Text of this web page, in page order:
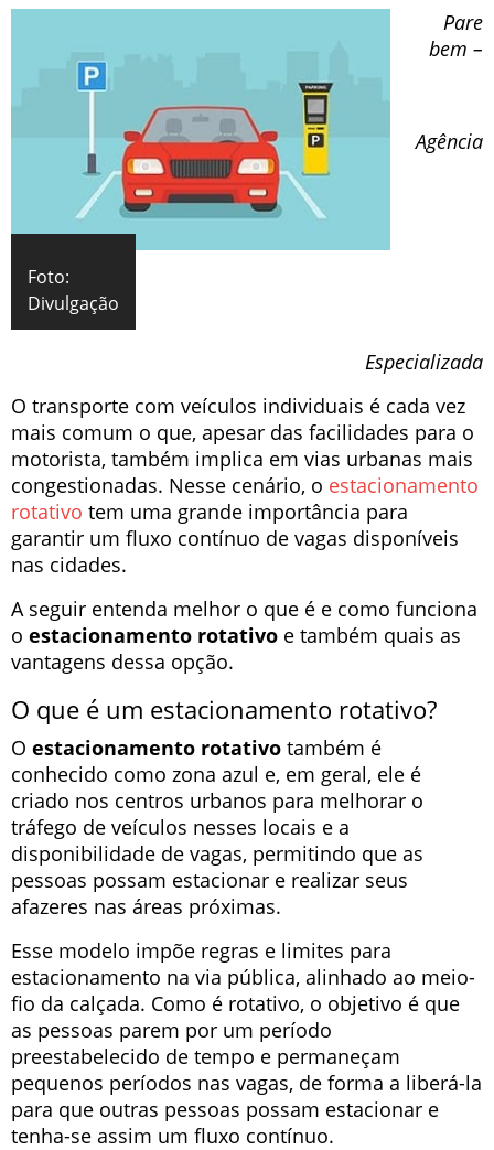
Foto:
Divulgação
Pare
bem –
Agência
Especializada
O transporte com veículos individuais é cada vez
mais comum o que, apesar das facilidades para o
motorista, também implica em vias urbanas mais
congestionadas. Nesse cenário, o estacionamento
rotativo tem uma grande importância para
garantir um fluxo contínuo de vagas disponíveis
nas cidades.
A seguir entenda melhor o que é e como funciona
o estacionamento rotativo e também quais as
vantagens dessa opção.
O que é um estacionamento rotativo?
O estacionamento rotativo também é
conhecido como zona azul e, em geral, ele é
criado nos centros urbanos para melhorar o
tráfego de veículos nesses locais e a
disponibilidade de vagas, permitindo que as
pessoas possam estacionar e realizar seus
afazeres nas áreas próximas.
Esse modelo impõe regras e limites para
estacionamento na via pública, alinhado ao meio-
fio da calçada. Como é rotativo, o objetivo é que
as pessoas parem por um período
preestabelecido de tempo e permaneçam
pequenos períodos nas vagas, de forma a liberá-la
para que outras pessoas possam estacionar e
tenha-se assim um fluxo contínuo.